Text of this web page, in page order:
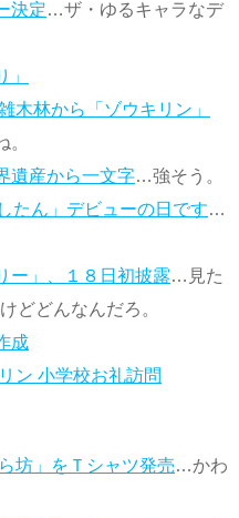
決定…ザ・ゆるキャラなデ
木林から「ゾウキリン」
遺産から一文字…強そう。
たん」デビューの日です…
ー」、１８日初披露…見た
どどんなんだろ。
成
ン 小学校お礼訪問
坊」をＴシャツ発売…かわ